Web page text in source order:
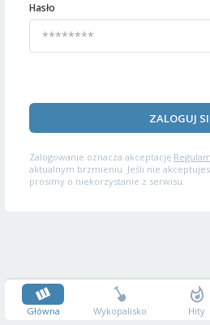
Hasło
ZALOGUJ
Zalogowanie oznacza akceptację
aktualnym brzmieniu. Jeśli nie
prosimy o niekorzystanie z serwisu.
Główna Wykopalisko Hity